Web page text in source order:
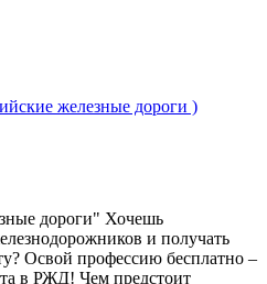
железные дороги )
дороги" Хочешь
и получать
Освой профессию бесплатно –
в РЖД! Чем предстоит